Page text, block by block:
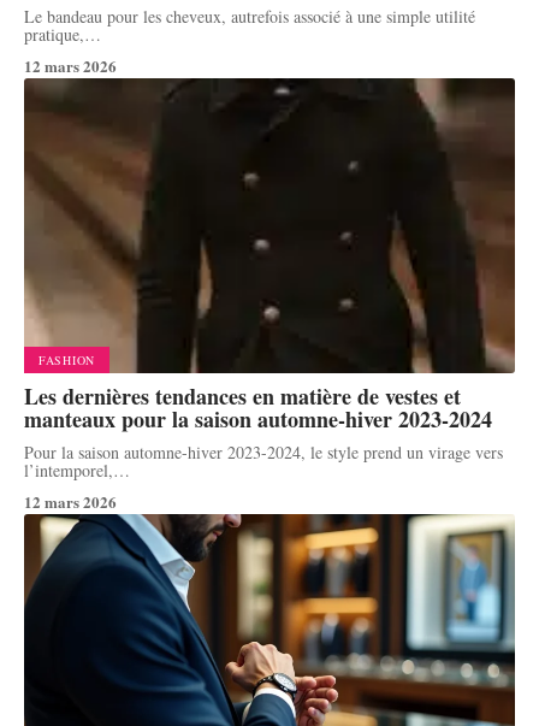
Le bandeau pour les cheveux, autrefois associé à une simple utilité
pratique,…
12 mars 2026
FASHION
Les dernières tendances en matière de vestes et
manteaux pour la saison automne-hiver 2023-2024
Pour la saison automne-hiver 2023-2024, le style prend un virage vers
l’intemporel, …
12 mars 2026